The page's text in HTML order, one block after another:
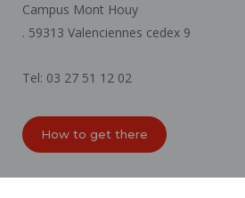
Campus Mont Houy
. 59313 Valenciennes cedex 9
Tel: 03 27 51 12 02
How to get there